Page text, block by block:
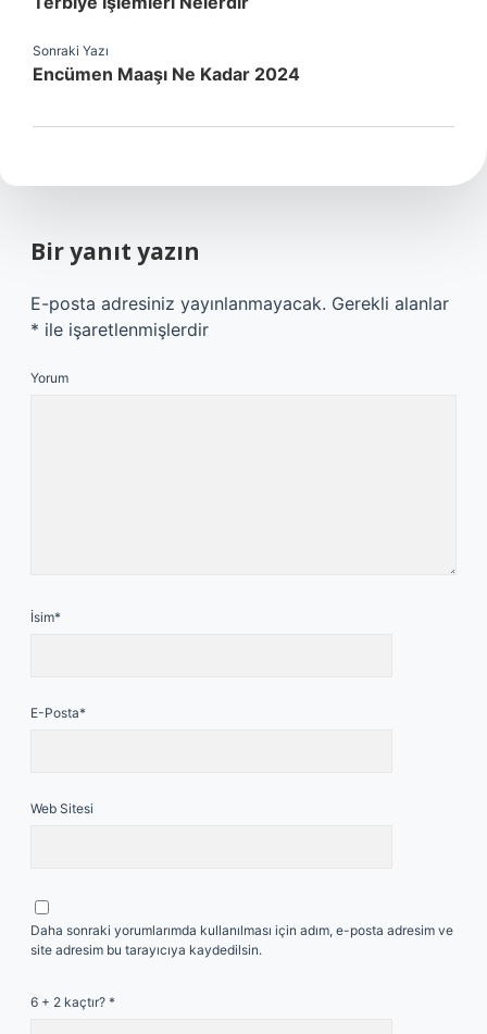
Sonraki Yazı
Encümen Maaşı Ne Kadar 2024
Bir yanıt yazın
E-posta adresiniz yayınlanmayacak. Gerekli alanlar
* ile işaretlenmişlerdir
Yorum
İsim*
E-Posta*
Web Sitesi
Daha sonraki yorumlarımda kullanılması için adım, e-posta adresim ve
site adresim bu tarayıcıya kaydedilsin.
6 + 2 kaçtır? *